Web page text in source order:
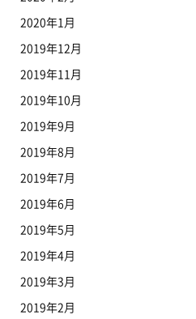
2020年1月
2019年12月
2019年11月
2019年10月
2019年9月
2019年8月
2019年7月
2019年6月
2019年5月
2019年4月
2019年3月
2019年2月